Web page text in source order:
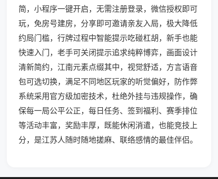
简，小程序一键开启，无需注册登录，微信授权即可
玩，免房号建房，分享即可邀请亲友入局，极大降低
约局门槛，行牌过程中智能提示吃碰杠胡，新手也能
快速入门，老手可关闭提示追求纯粹博弈，画面设计
清新简约，江南元素点缀其中，视觉舒适，方言语音
包可选切换，满足不同地区玩家的听觉偏好，防作弊
系统采用官方级加密技术，杜绝外挂与违规操作，确
保每一局公平公正，每日任务、签到福利、赛季排位
等活动丰富，奖励丰厚，既能休闲消遣，也能竞技上
分，是江苏人随时随地搓麻、联络感情的最佳伴侣。